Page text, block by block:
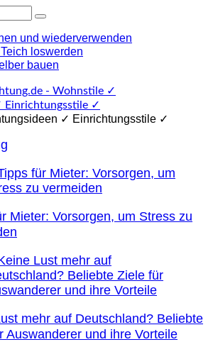
und wiederverwenden
loswerden
bauen
✓ Einrichtungsstile ✓
Mieter: Vorsorgen, um Stress zu
mehr auf Deutschland? Beliebte
Auswanderer und ihre Vorteile